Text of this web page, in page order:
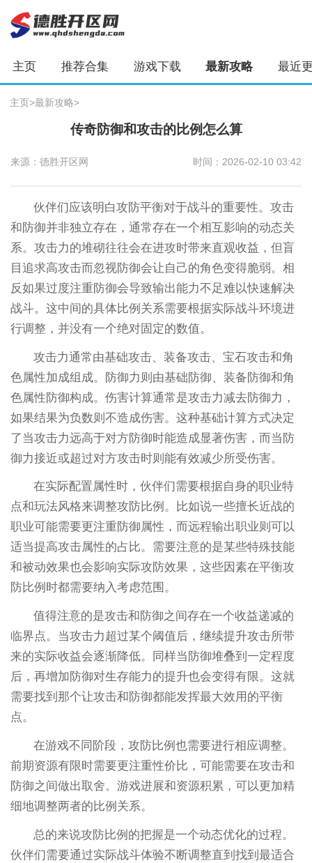
主页 推荐合集 游戏下载 最新攻略 最近
主页>最新攻略>
传奇防御和攻击的比例怎么算
来源：德胜开区网 时间：2026-02-10 03:42
伙伴们应该明白攻防平衡对于战斗的重要性。攻击
和防御并非独立存在，通常存在一个相互影响的动态关
系。攻击力的堆砌往往会在进攻时带来直观收益，但盲
目追求高攻击而忽视防御会让自己的角色变得脆弱。相
反如果过度注重防御会导致输出能力不足难以快速解决
战斗。这中间的具体比例关系需要根据实际战斗环境进
行调整，并没有一个绝对固定的数值。
攻击力通常由基础攻击、装备攻击、宝石攻击和角
色属性加成组成。防御力则由基础防御、装备防御和角
色属性防御构成。伤害计算通常是攻击力减去防御力，
如果结果为负数则不造成伤害。这种基础计算方式决定
了当攻击力远高于对方防御时能造成显著伤害，而当防
御力接近或超过对方攻击时则能有效减少所受伤害。
在实际配置属性时，伙伴们需要根据自身的职业特
点和玩法风格来调整攻防比例。比如说一些擅长近战的
职业可能需要更注重防御属性，而远程输出职业则可以
适当提高攻击属性的占比。需要注意的是某些特殊技能
和被动效果也会影响实际攻防效果，这些因素在平衡攻
防比例时都需要纳入考虑范围。
值得注意的是攻击和防御之间存在一个收益递减的
临界点。当攻击力超过某个阈值后，继续提升攻击所带
来的实际收益会逐渐降低。同样当防御堆叠到一定程度
后，再增加防御对生存能力的提升也会变得有限。这就
需要找到那个让攻击和防御都能发挥最大效用的平衡
点。
在游戏不同阶段，攻防比例也需要进行相应调整。
前期资源有限时需要更注重性价比，可能需要在攻击和
防御之间做出取舍。游戏进展和资源积累，可以更加精
细地调整两者的比例关系。
总的来说攻防比例的把握是一个动态优化的过程。
伙伴们需要通过实际战斗体验不断调整直到找到最适合